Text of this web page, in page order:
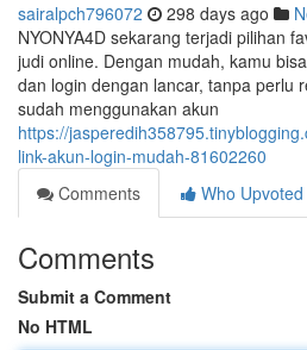
sairalpch796072 298 days ago
NYONYA4D sekarang terjadi pilihan
judi online. Dengan mudah, kamu
dan login dengan lancar, tanpa perlu
sudah menggunakan akun
https://
link-akun-login-mudah-81602260
Comments
Who Upvoted
Comments
Submit a Comment
No HTML